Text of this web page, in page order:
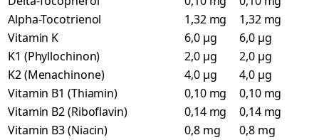
Alpha-Tocotrienol
1,32 mg
1,32 mg
Vitamin K
6,0 µg
6,0 µg
K1 (Phyllochinon)
2,0 µg
2,0 µg
K2 (Menachinone)
4,0 µg
4,0 µg
Vitamin B1 (Thiamin)
0,10 mg
0,10 mg
Vitamin B2 (Riboflavin)
0,14 mg
0,14 mg
Vitamin B3 (Niacin)
0,8 mg
0,8 mg